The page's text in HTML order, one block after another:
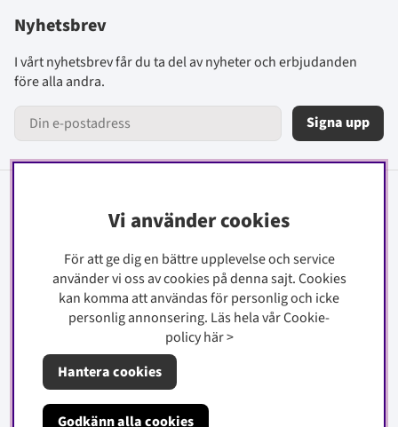
Nyhetsbrev
I vårt nyhetsbrev får du ta del av nyheter och erbjudanden
före alla andra.
Signa upp
Köpinfo
Integritetspolicy
Cookiepolicy
Om oss
Vi använder cookies
För att ge dig en bättre upplevelse och service
använder vi oss av cookies på denna sajt.Cookies
kan komma att användas för personlig och icke
personlig annonsering. Läs hela vår Cookie-
policyhär>
Hantera cookies
Godkänn alla cookies